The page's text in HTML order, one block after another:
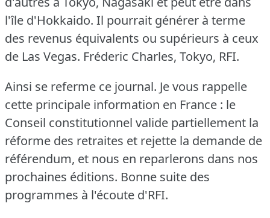
l'île d'Hokkaido. Il pourrait générer à terme
des revenus équivalents ou supérieurs à ceux
de Las Vegas. Fréderic Charles, Tokyo, RFI.
Ainsi se referme ce journal. Je vous rappelle
cette principale information en France : le
Conseil constitutionnel valide partiellement la
réforme des retraites et rejette la demande de
référendum, et nous en reparlerons dans nos
prochaines éditions. Bonne suite des
programmes à l'écoute d'RFI.